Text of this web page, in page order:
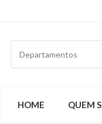
Departamentos
HOME QUEM